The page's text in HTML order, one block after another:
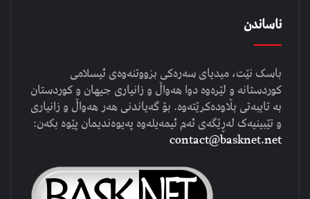
ناساندن
باسک نێت، میدیای سەرەکی بزووتنەوەی ئیسلامی
کوردستانە و لێرەوە دوا هەواڵ و زانیاری جیهان و کوردستان
بە تایبەتی بڵاودەکرێتەوە. بۆ گەیاندنی هەر هەواڵ و زانیاری
و تێبینیەک لەڕێگەی ئەم ئیمەیلەوە پەیوەندیمان پێوە بکەن:
contact@basknet.net